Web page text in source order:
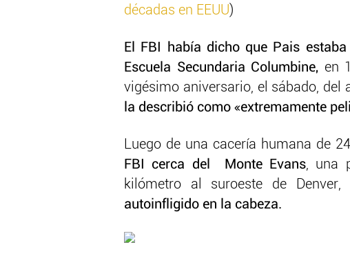
décadas en EEUU)
El FBI había dicho que Pais
Escuela Secundaria Columbine, en
vigésimo aniversario, el sábado, del
la describió como «extremamente
Luego de una cacería humana de
FBI cerca del Monte Evans, una
kilómetro al suroeste de Denver,
autoinfligido en la cabeza.